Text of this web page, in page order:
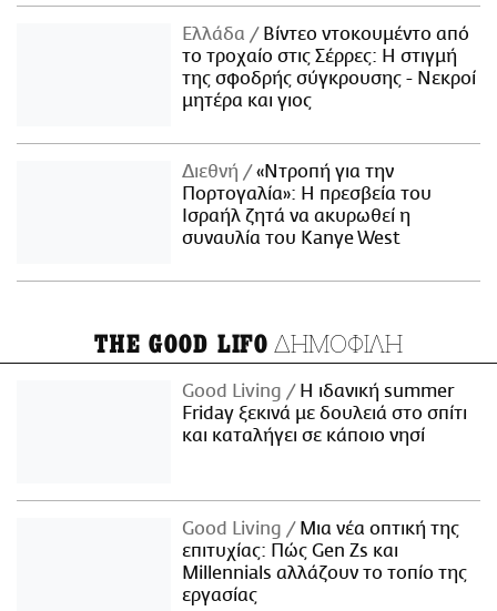
Ελλάδα
Βίντεο ντοκουμέντο από
το τροχαίο στις Σέρρες: Η στιγμή
της σφοδρής σύγκρουσης - Νεκροί
μητέρα και γιος
Διεθνή
«Ντροπή για την
Πορτογαλία»: Η πρεσβεία του
Ισραήλ ζητά να ακυρωθεί η
συναυλία του Kanye West
THE GOOD LIFO ΔΗΜΟΦΙΛΗ
Good Living
Η ιδανική summer
Friday ξεκινά με δουλειά στο σπίτι
και καταλήγει σε κάποιο νησί
Good Living
Μια νέα οπτική της
επιτυχίας: Πώς Gen Zs και
Millennials αλλάζουν το τοπίο της
εργασίας